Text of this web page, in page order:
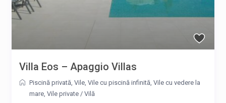
Villa Eos – Apaggio Villas
Piscină privată,Vile,Vile cu piscină infinită,Vile cu vedere la
mare,Vile private /Vilă